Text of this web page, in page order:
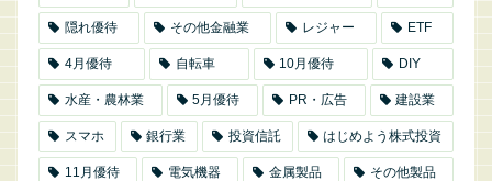
隠れ優待 その他金融業 レジャー ETF
4月優待 自転車 10月優待 DIY
水産・農林業 5月優待 PR・広告 建設業
スマホ 銀行業 投資信託 はじめよう株式投資
11月優待 電気機器 金属製品 その他製品